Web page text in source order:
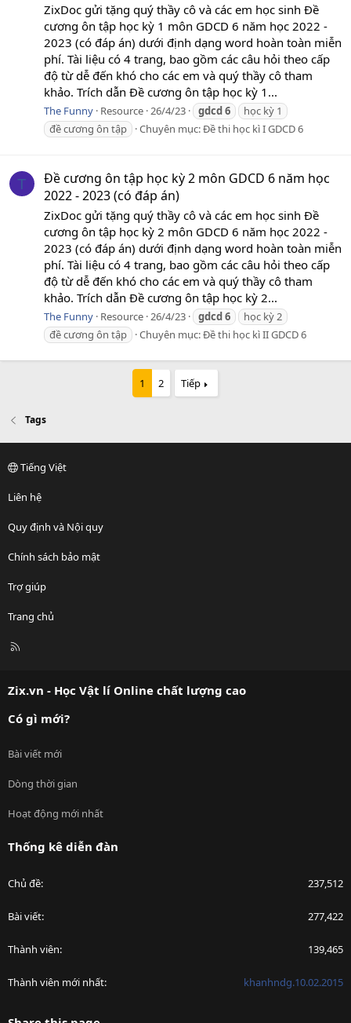
ZixDoc gửi tặng quý thầy cô và các em học sinh Đề
cương ôn tập học kỳ 1 môn GDCD 6 năm học 2022 -
2023 (có đáp án) dưới định dạng word hoàn toàn miễn
phí. Tài liệu có 4 trang, bao gồm các câu hỏi theo cấp
độ từ dễ đến khó cho các em và quý thầy cô tham
khảo. Trích dẫn Đề cương ôn tập học kỳ 1...
The Funny Resource 26/4/23 gdcd 6
học kỳ 1
đề cương ôn tập
Chuyên mục:Đề thi học kì I GDCD 6
T
Đề cương ôn tập học kỳ 2 môn GDCD 6 năm học
2022 - 2023 (có đáp án)
ZixDoc gửi tặng quý thầy cô và các em học sinh Đề
cương ôn tập học kỳ 2 môn GDCD 6 năm học 2022 -
2023 (có đáp án) dưới định dạng word hoàn toàn miễn
phí. Tài liệu có 4 trang, bao gồm các câu hỏi theo cấp
độ từ dễ đến khó cho các em và quý thầy cô tham
khảo. Trích dẫn Đề cương ôn tập học kỳ 2...
The Funny Resource 26/4/23 gdcd6
học kỳ 2
đề cương ôn tập
Chuyên mục:Đề thi học kì II GDCD 6
1 2 Tiếp
Tags
Tiếng Việt
Liên hệ
Quy định và Nội quy
Chính sách bảo mật
Trợ giúp
Trang chủ
R
Zix.vn - Học Vật lí Online chất lượng cao
Có gì mới?
Bài viết mới
Dòng thời gian
Hoạt động mới nhất
Thống kê diễn đàn
Chủ đề 237,512
Bài viết 277,422
Thành viên 139,465
Thành viên mới nhất khanhndg.10.02.2015